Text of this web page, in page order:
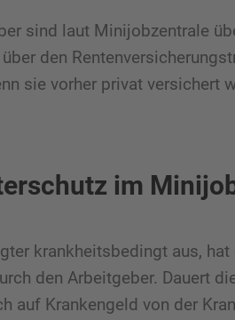
sind laut Minijobzentrale
den
sie vorher privat versichert
im
krankheitsbedingt aus,
den Arbeitgeber. Dauert
auf Krankengeld von der